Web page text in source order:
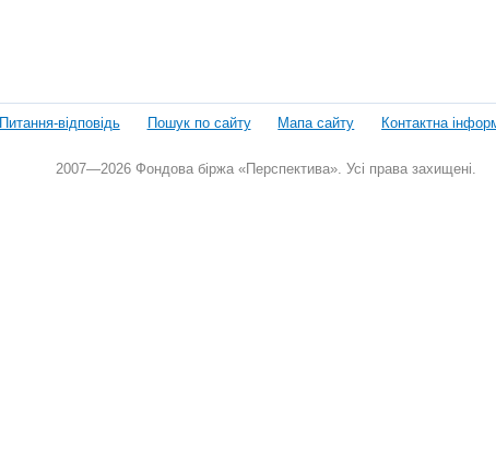
Питання-відповідь Пошук по сайту Мапа сайту Контактна
2007—2026 Фондова біржа «Перспектива». Усі права захищені.